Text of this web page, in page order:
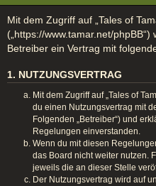
Mit dem Zugriff auf „Tales of
(„https://www.tamar.net/
Betreiber ein Vertrag mit
1. NUTZUNGSVERTRAG
Mit dem Zugriff auf „Tales of
du einen Nutzungsvertrag mit
Folgenden „Betreiber“) und
Regelungen einverstanden.
Wenn du mit diesen
das Board nicht weiter nutzen.
jeweils die an dieser Stelle
Der Nutzungsvertrag wird auf